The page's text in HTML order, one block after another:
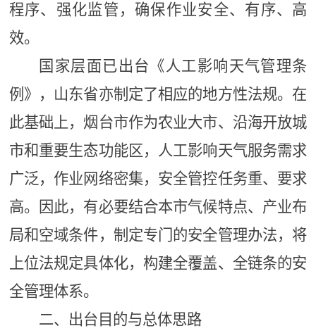
程序、强化监管，确保作业安全、有序、高
效。
国家层面已出台《人工影响天气管理条
例》，山东省亦制定了相应的地方性法规。在
此基础上，烟台市作为农业大市、沿海开放城
市和重要生态功能区，人工影响天气服务需求
广泛，作业网络密集，安全管控任务重、要求
高。因此，有必要结合本市气候特点、产业布
局和空域条件，制定专门的安全管理办法，将
上位法规定具体化，构建全覆盖、全链条的安
全管理体系。
二、出台目的与总体思路